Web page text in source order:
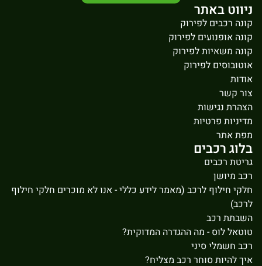
ניווט באתר
קונה רכבים לפירוק
קונה אופנועים לפירוק
קונה משאיות לפירוק
אוטובוסים לפירוק
אודות
צור קשר
הצהרת נגישות
מדיניות פרטיות
מפת אתר
בלוג רכבים
גריטת רכבים
רכב מיושן
חלקי חילוף לרכב (מאמר לידע כללי - אנו לא מוכרים חלקי חילוף
לרכב)
השבתת רכב
טוטאל לוס - מה ההגדרה המדוקית?
רכב חשמלי סיני
איך להיות סוחר רכב מצליח?